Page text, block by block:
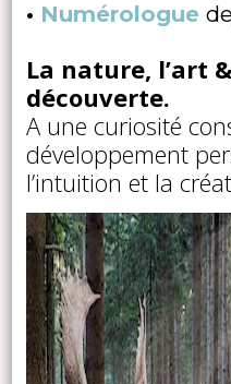
• Numérologue
La nature, l’art
découverte.
A une curiosité
développement
l’intuition et la